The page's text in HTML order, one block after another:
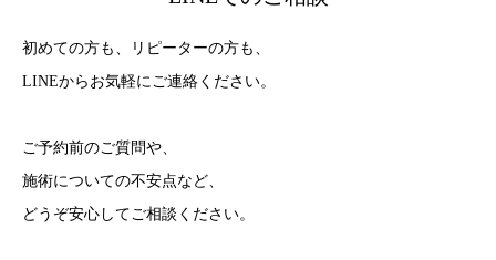
初めての方も、リピーターの方も、
LINEからお気軽にご連絡ください。
ご予約前のご質問や、
施術についての不安点など、
どうぞ安心してご相談ください。